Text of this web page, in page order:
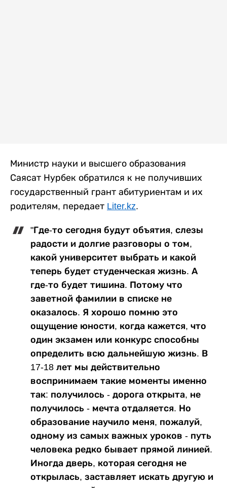
Министр науки и высшего образования
Саясат Нурбек обратился к не получивших
государственный грант абитуриентам и их
родителям, передает Liter.kz.
"Где-то сегодня будут объятия, слезы
радости и долгие разговоры о том,
какой университет выбрать и какой
теперь будет студенческая жизнь. А
где-то будет тишина. Потому что
заветной фамилии в списке не
оказалось. Я хорошо помню это
ощущение юности, когда кажется, что
один экзамен или конкурс способны
определить всю дальнейшую жизнь. В
17-18 лет мы действительно
воспринимаем такие моменты именно
так: получилось - дорога открыта, не
получилось - мечта отдаляется. Но
образование научило меня, пожалуй,
одному из самых важных уроков - путь
человека редко бывает прямой линией.
Иногда дверь, которая сегодня не
открылась, заставляет искать другую и